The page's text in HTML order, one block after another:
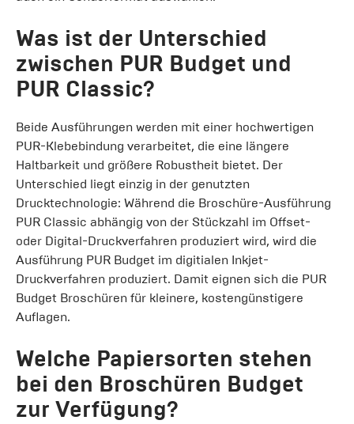
Was ist der Unterschied
zwischen PUR Budget und
PUR Classic?
Beide Ausführungen werden mit einer hochwertigen
PUR-Klebebindung verarbeitet, die eine längere
Haltbarkeit und größere Robustheit bietet. Der
Unterschied liegt einzig in der genutzten
Drucktechnologie: Während die Broschüre-Ausführung
PUR Classic abhängig von der Stückzahl im Offset-
oder Digital-Druckverfahren produziert wird, wird die
Ausführung PUR Budget im digitialen Inkjet-
Druckverfahren produziert. Damit eignen sich die PUR
Budget Broschüren für kleinere, kostengünstigere
Auflagen.
Welche Papiersorten stehen
bei den Broschüren Budget
zur Verfügung?